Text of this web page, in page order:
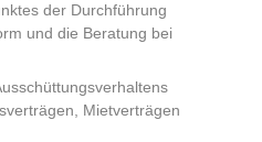
der Durchführung
und die Beratung bei
Mietverträgen